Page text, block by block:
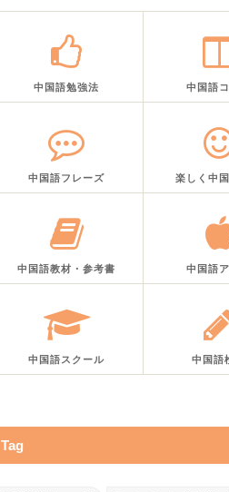
中国語勉強法 中国語
中国語フレーズ 楽しく中
中国語教材・参考書 中国語
中国語スクール 中国語
Tag